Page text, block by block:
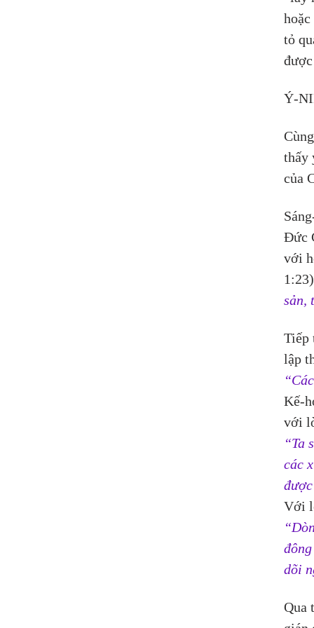
tỏ
Ý-
thấy
của
Đức
với
sản,
Tiếp
lập
Kế-
với
“Ta
các
Với
dõi
Qua